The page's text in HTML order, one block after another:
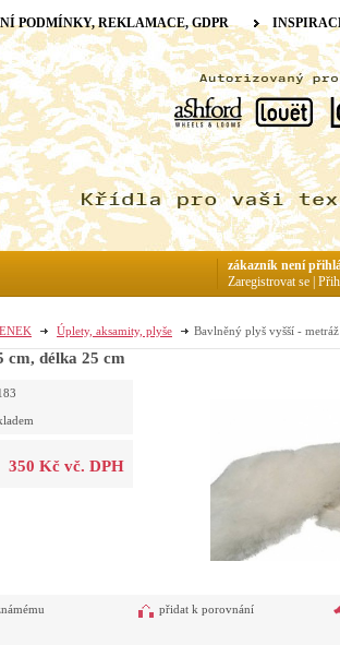
Úplety, aksamity, plyše Bavlněný plyš vyšší -
cm, délka 25 cm
350 Kč vč. DPH
přidat k porovnání
PODMÍNKY, REKLAMACE, GDPR
zákazník není
Zaregistrovat se